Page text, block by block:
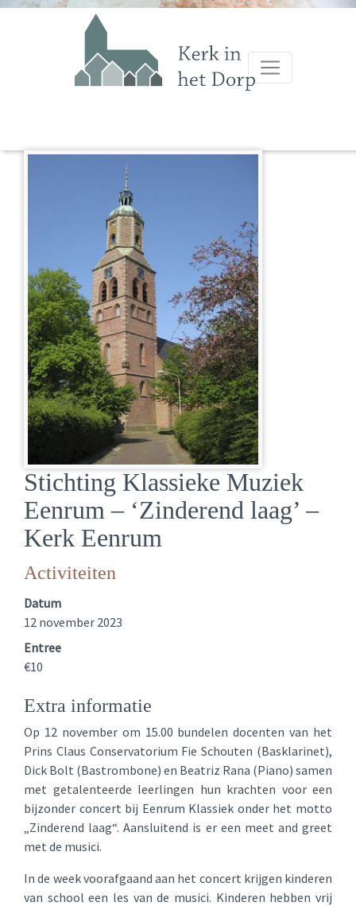
Stichting Klassieke Muziek
Eenrum – ‘Zinderend laag’ –
Kerk Eenrum
Activiteiten
Datum
12 november 2023
Entree
€10
Extra informatie
Op 12 november om 15.00 bundelen docenten van het
Prins Claus Conservatorium Fie Schouten (Basklarinet),
Dick Bolt (Bastrombone) en Beatriz Rana (Piano) samen
met getalenteerde leerlingen hun krachten voor een
bijzonder concert bij Eenrum Klassiek onder het motto
„Zinderend laag“. Aansluitend is er een meet and greet
met de musici.
In de week voorafgaand aan het concert krijgen kinderen
van school een les van de musici. Kinderen hebben vrij